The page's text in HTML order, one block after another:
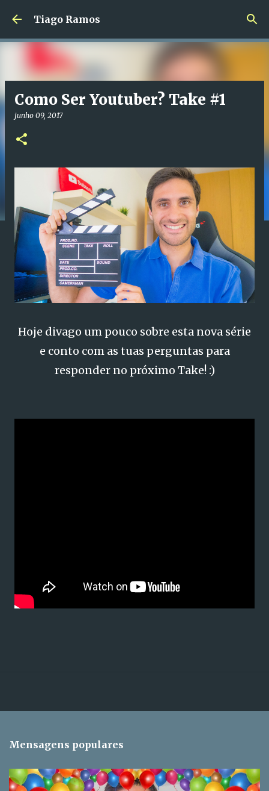
Avançar para o conteúdo principal
Tiago Ramos
Como Ser Youtuber? Take #1
junho 09, 2017
Hoje divago um pouco sobre esta nova série
e conto com as tuas perguntas para
responder no próximo Take! :)
Mensagens populares